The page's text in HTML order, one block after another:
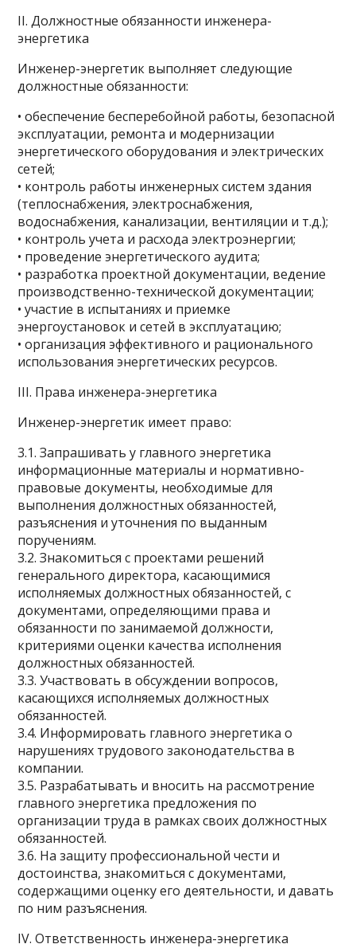
II. Должностные обязанности инженера-
энергетика
Инженер-энергетик выполняет следующие
должностные обязанности:
• обеспечение бесперебойной работы, безопасной
эксплуатации, ремонта и модернизации
энергетического оборудования и электрических
сетей;
• контроль работы инженерных систем здания
(теплоснабжения, электроснабжения,
водоснабжения, канализации, вентиляции и т.д.);
• контроль учета и расхода электроэнергии;
• проведение энергетического аудита;
• разработка проектной документации, ведение
производственно-технической документации;
• участие в испытаниях и приемке
энергоустановок и сетей в эксплуатацию;
• организация эффективного и рационального
использования энергетических ресурсов.
III. Права инженера-энергетика
Инженер-энергетик имеет право:
3.1. Запрашивать у главного энергетика
информационные материалы и нормативно-
правовые документы, необходимые для
выполнения должностных обязанностей,
разъяснения и уточнения по выданным
поручениям.
3.2. Знакомиться с проектами решений
генерального директора, касающимися
исполняемых должностных обязанностей, с
документами, определяющими права и
обязанности по занимаемой должности,
критериями оценки качества исполнения
должностных обязанностей.
3.3. Участвовать в обсуждении вопросов,
касающихся исполняемых должностных
обязанностей.
3.4. Информировать главного энергетика о
нарушениях трудового законодательства в
компании.
3.5. Разрабатывать и вносить на рассмотрение
главного энергетика предложения по
организации труда в рамках своих должностных
обязанностей.
3.6. На защиту профессиональной чести и
достоинства, знакомиться с документами,
содержащими оценку его деятельности, и давать
по ним разъяснения.
IV. Ответственность инженера-энергетика